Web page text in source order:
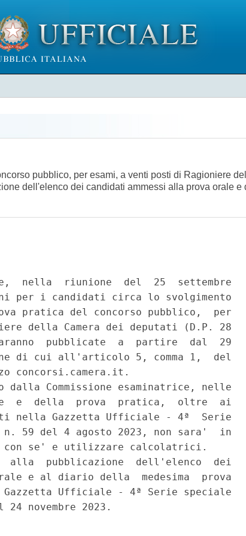
pubblico, per esami, a venti posti di Ragioniere
dell'elenco dei candidati ammessi alla prova orale e